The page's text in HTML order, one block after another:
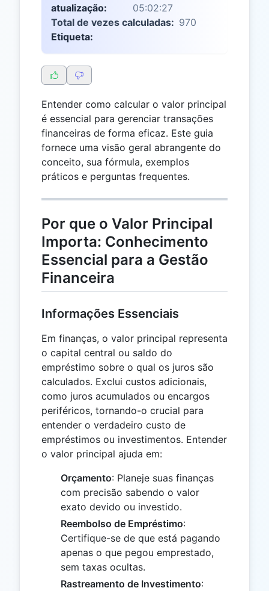
atualização:
05:02:27
Total de vezes calculadas: 970
Etiqueta:
Entender como calcular o valor principal
é essencial para gerenciar transações
financeiras de forma eficaz. Este guia
fornece uma visão geral abrangente do
conceito, sua fórmula, exemplos
práticos e perguntas frequentes.
Por que o Valor Principal
Importa: Conhecimento
Essencial para a Gestão
Financeira
Informações Essenciais
Em finanças, o valor principal representa
o capital central ou saldo do
empréstimo sobre o qual os juros são
calculados. Exclui custos adicionais,
como juros acumulados ou encargos
periféricos, tornando-o crucial para
entender o verdadeiro custo de
empréstimos ou investimentos. Entender
o valor principal ajuda em:
Orçamento: Planeje suas finanças
com precisão sabendo o valor
exato devido ou investido.
Reembolso de Empréstimo:
Certifique-se de que está pagando
apenas o que pegou emprestado,
sem taxas ocultas.
Rastreamento de Investimento: